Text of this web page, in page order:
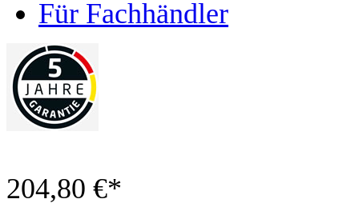
Für Fachhändler
204,80 €*